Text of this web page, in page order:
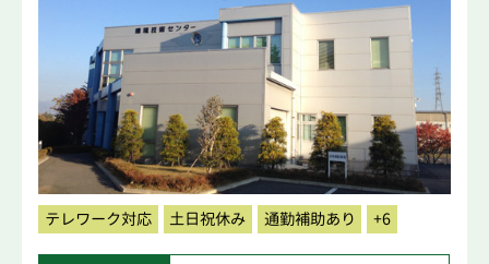
テレワーク対応 土日祝休み 通勤補助あり +6